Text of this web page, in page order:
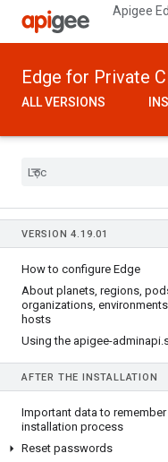
Apigee
Edge for Private
ALL VERSIONS
VERSION 4.19.01
How to configure Edge
About planets, regions,
organizations,
hosts
Using the apigee-adminapi.
AFTER THE INSTALLATION
Important data to
installation process
Reset passwords